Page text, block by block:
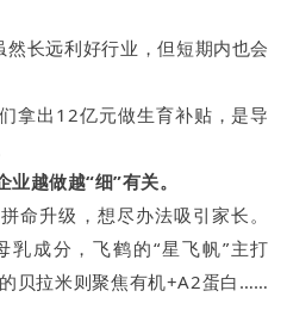
然长远利好行业，但短期内也会
拿出12亿元做生育补贴，是导
越做越“细”有关。
命升级，想尽办法吸引家长。
成分，飞鹤的“星飞帆”主打
贝拉米则聚焦有机+A2蛋白……